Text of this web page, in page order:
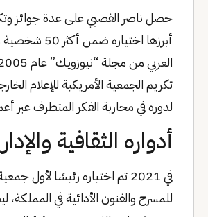
حصل ناصر القصبي على عدة جوائز
أبرزها اختياره
لدوره في محاربة الفكر المتطرف عبر
أدواره الثقافية
في 2021 تم اختياره رئيسًا لأول
للمسرح والفنون الأدائية في